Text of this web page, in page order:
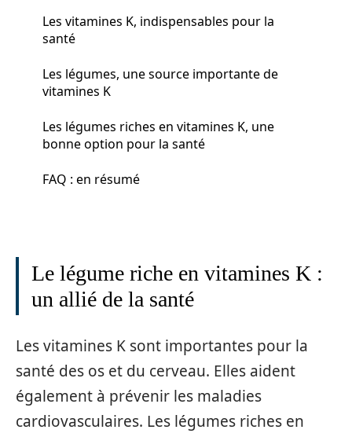
Les vitamines K, indispensables pour la
santé
Les légumes, une source importante de
vitamines K
Les légumes riches en vitamines K, une
bonne option pour la santé
FAQ : en résumé
Le légume riche en vitamines K :
un allié de la santé
Les vitamines K sont importantes pour la
santé des os et du cerveau. Elles aident
également à prévenir les maladies
cardiovasculaires. Les légumes riches en